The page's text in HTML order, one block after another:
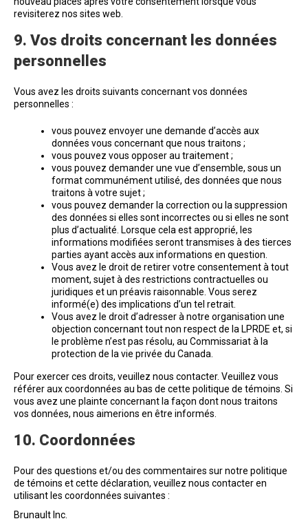
revisiterez nos sites web.
9. Vos droits concernant les données
personnelles
Vous avez les droits suivants concernant vos données
personnelles :
vous pouvez envoyer une demande d’accès aux
données vous concernant que nous traitons ;
vous pouvez vous opposer au traitement ;
vous pouvez demander une vue d’ensemble, sous un
format communément utilisé, des données que nous
traitons à votre sujet ;
vous pouvez demander la correction ou la suppression
des données si elles sont incorrectes ou si elles ne sont
plus d’actualité. Lorsque cela est approprié, les
informations modifiées seront transmises à des tierces
parties ayant accès aux informations en question.
Vous avez le droit de retirer votre consentement à tout
moment, sujet à des restrictions contractuelles ou
juridiques et un préavis raisonnable. Vous serez
informé(e) des implications d’un tel retrait.
Vous avez le droit d’adresser à notre organisation une
objection concernant tout non respect de la LPRDE et, si
le problème n’est pas résolu, au Commissariat à la
protection de la vie privée du Canada.
Pour exercer ces droits, veuillez nous contacter. Veuillez vous
référer aux coordonnées au bas de cette politique de témoins. Si
vous avez une plainte concernant la façon dont nous traitons
vos données, nous aimerions en être informés.
10. Coordonnées
Pour des questions et/ou des commentaires sur notre politique
de témoins et cette déclaration, veuillez nous contacter en
utilisant les coordonnées suivantes :
Brunault Inc.